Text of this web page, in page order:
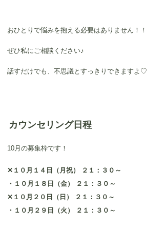
おひとりで悩みを抱える必要はありません！！
ぜひ私にご相談ください♪
話すだけでも、不思議とすっきりできますよ♡
カウンセリング日程
10月の募集枠です！
✕１０月１４日（月祝） ２１：３０～
・１０月１８日（金） ２１：３０～
✕１０月２０日（日） ２１：３０～
・１０月２９日（火） ２１：３０～